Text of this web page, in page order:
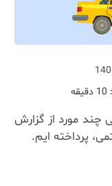
چند مورد از گزارش
پرداخته ایم.